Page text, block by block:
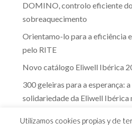
DOMINO, controlo eficiente
sobreaquecimento
Orientamo-lo para a eficiência
pelo RITE
Novo catálogo Eliwell Ibérica
300 geleiras para a esperança: a
solidariedade da Eliwell Ibérica
Utilizamos cookies propias y de